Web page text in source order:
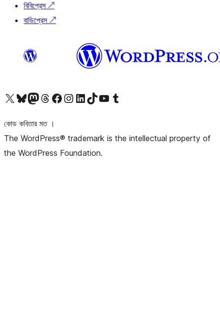
বিবিপ্রেস ↗
বাডিপ্রেস ↗
আমাদের X (আগের টুইটার) অ্যাকাউন্টে যানআমাদের Bluesky অ্যাকাউন্টটি দেখুনআমাদের মাস্টোডন অ্যাকাউন্টটি দেখুনআমাদের থ্রেডস অ্যাকাউন্টটি দেখুনআমাদের ফেসবুক পেজ দেখুনআমাদের ইন্সটাগ্রাম অ্যাকাউন্ট দেখুনআমাদের লিঙ্কডইন অ্যাকাউন্টে যানআমাদের TikTok অ্যাকাউন্টটি দেখুনআমাদের ইউটিউব চ্যানেলে যান আমাদের টাম্বলার অ্যাকাউন্ট দেখুন
কোড কবিতার মত ।
The WordPress® trademark is the intellectual property of
the WordPress Foundation.